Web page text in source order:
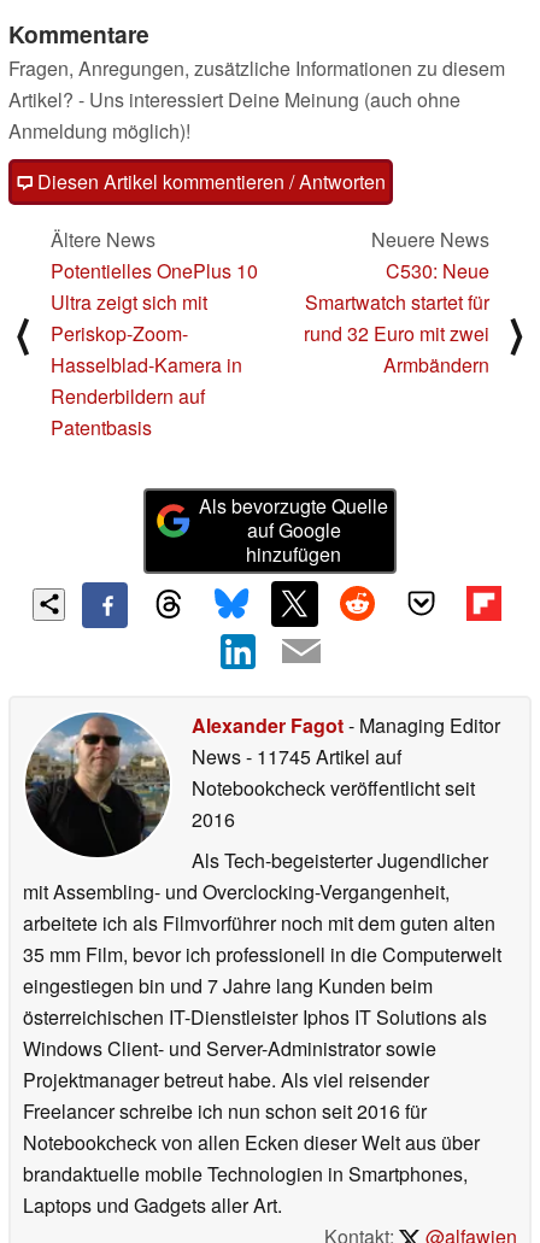
Kommentare
Fragen, Anregungen, zusätzliche Informationen zu diesem
Artikel? - Uns interessiert Deine Meinung (auch ohne
Anmeldung möglich)!
Diesen Artikel kommentieren / Antworten
⟨
Ältere News
Potentielles OnePlus 10
Ultra zeigt sich mit
Periskop-Zoom-
Hasselblad-Kamera in
Renderbildern auf
Patentbasis
Neuere News
C530: Neue
Smartwatch startet für
rund 32 Euro mit zwei
Armbändern
⟩
Als bevorzugte Quelle
auf Google
hinzufügen
Alexander Fagot- Managing Editor
News- 11745 Artikel auf
Notebookcheck veröffentlichtseit
2016
Als Tech-begeisterter Jugendlicher
mit Assembling- und Overclocking-Vergangenheit,
arbeitete ich als Filmvorführer noch mit dem guten alten
35 mm Film, bevor ich professionell in die Computerwelt
eingestiegen bin und 7 Jahre lang Kunden beim
österreichischen IT-Dienstleister Iphos IT Solutions als
Windows Client- und Server-Administrator sowie
Projektmanager betreut habe. Als viel reisender
Freelancer schreibe ich nun schon seit 2016 für
Notebookcheck von allen Ecken dieser Welt aus über
brandaktuelle mobile Technologien in Smartphones,
Laptops und Gadgets aller Art.
Kontakt:
@alfawien